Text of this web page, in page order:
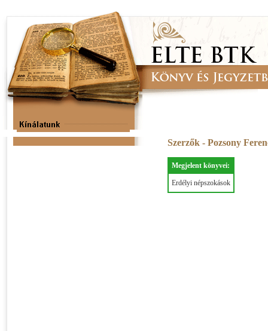
Szerzők - Pozsony
Megjelent könyvei:
Erdélyi népszokások